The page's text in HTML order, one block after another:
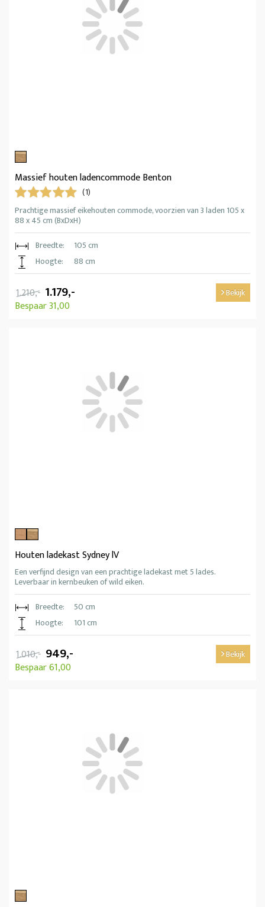
Massief houten ladencommode Benton
(1)
Prachtige massief eikehouten commode, voorzien van 3 laden 105 x
88 x 45 cm (BxDxH)
Breedte:
105 cm
Hoogte:
88 cm
1.210,- 1.179,-
Bespaar 31,00
Bekijk
Houten ladekast Sydney lV
Een verfijnd design van een prachtige ladekast met 5 lades.
Leverbaar in kernbeuken of wild eiken.
Breedte:
50 cm
Hoogte:
101 cm
1.010,- 949,-
Bespaar 61,00
Bekijk